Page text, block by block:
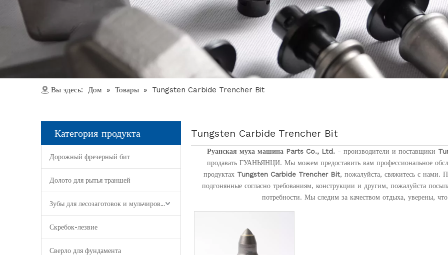
Вы здесь: Дом » Товары » Tungsten Carbide Trencher Bit
Категория продукта
Дорожный фрезерный бит
Долото для рытья траншей
Зубы для лесозаготовок и мульчирования
Скребок-лезвие
Сверло для фундамента
Tungsten Carbide Trencher Bit
Руанская муха машина Parts Co., Ltd.- производители и поставщики
продавать ГУАНЬЯНЦИ. Мы можем предоставить вам профессиональное
продуктах Tungsten Carbide Trencher Bit, пожалуйста, свяжитесь с нами.
подгонянные согласно требованиям, конструкции и другим, пожалуйста
потребности. Мы следим за качеством отдыха, уверены,